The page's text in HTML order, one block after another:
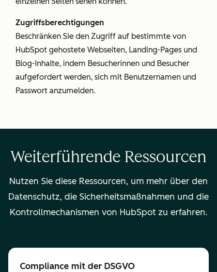
Zugriffsberechtigungen
Beschränken Sie den Zugriff auf bestimmte von
HubSpot gehostete Webseiten, Landing-Pages und
Blog-Inhalte, indem Besucherinnen und Besucher
aufgefordert werden, sich mit Benutzernamen und
Passwort anzumelden.
Weiterführende Ressourcen
Nutzen Sie diese Ressourcen, um mehr über den
Datenschutz, die Sicherheitsmaßnahmen und die
Kontrollmechanismen von HubSpot zu erfahren.
Compliance mit der DSGVO